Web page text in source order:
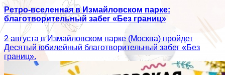
Ретро-вселенная в Измайловском парке:
благотворительный забег «Без границ»
2 августа в Измайловском парке (Москва) пройдет
Десятый юбилейный благотворительный забег «Без
границ».